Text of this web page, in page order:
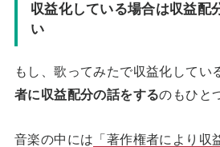
収益化している場合は収益配
い
もし、歌ってみたで収益化してい
者に収益配分の話をするのもひと
音楽の中には 「著作権者により収